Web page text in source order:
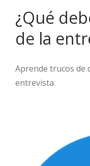
¿Qué
de la
Aprende trucos de
entrevista.